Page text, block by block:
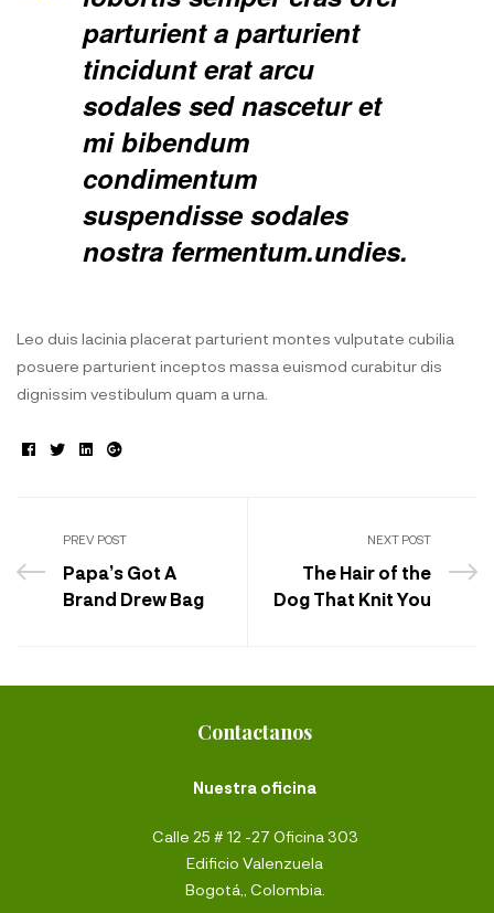
parturient a parturient
tincidunt erat arcu
sodales sed nascetur et
mi bibendum
condimentum
suspendisse sodales
nostra fermentum.undies.
Leo duis lacinia placerat parturient montes vulputate cubilia
posuere parturient inceptos massa euismod curabitur dis
dignissim vestibulum quam a urna.
Facebook
TwitterLinkedin
Google+
PREV POST
Papa’s Got A
Brand Drew Bag
NEXT POST
The Hair of the
Dog That Knit You
Contactanos
Nuestra oficina
Calle 25 # 12 -27 Oficina 303
Edificio Valenzuela
Bogotá,, Colombia.